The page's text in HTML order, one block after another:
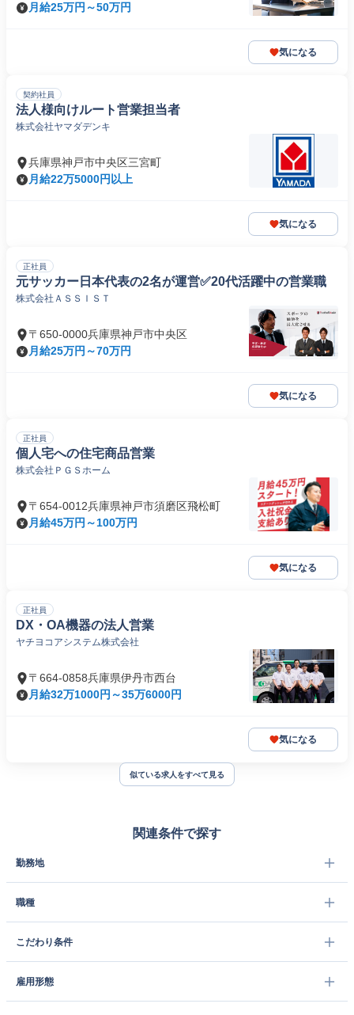
月給25万円～50万円
気になる
契約社員
法人様向けルート営業担当者
株式会社ヤマダデンキ
兵庫県神戸市中央区三宮町
月給22万5000円以上
気になる
正社員
元サッカー日本代表の2名が運営✅️20代活躍中の営業職
株式会社ＡＳＳＩＳＴ
〒650-0000兵庫県神戸市中央区
月給25万円～70万円
気になる
正社員
個人宅への住宅商品営業
株式会社ＰＧＳホーム
〒654-0012兵庫県神戸市須磨区飛松町
月給45万円～100万円
気になる
正社員
DX・OA機器の法人営業
ヤチヨコアシステム株式会社
〒664-0858兵庫県伊丹市西台
月給32万1000円～35万6000円
気になる
似ている求人をすべて見る
関連条件で探す
勤務地
職種
こだわり条件
雇用形態